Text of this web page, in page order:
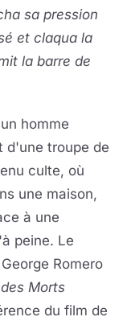
sa pression
et claqua la
la barre de
homme
d'une troupe de
culte, où
une maison,
à une
peine. Le
Romero
Morts
du film de